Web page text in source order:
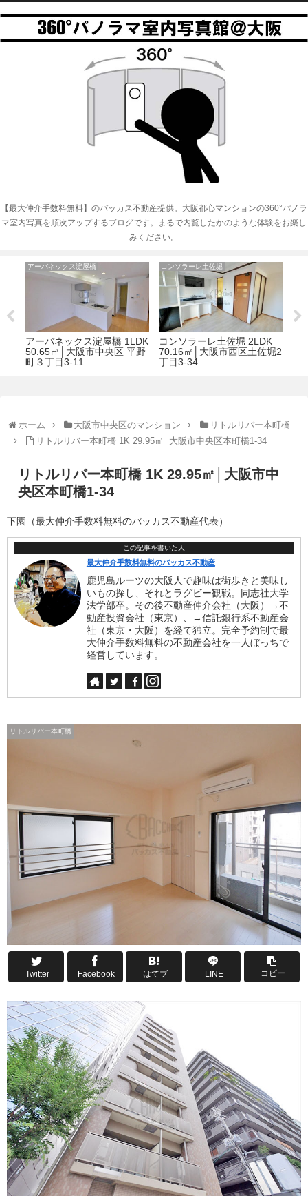
【最大仲介手数料無料】のバッカス不動産提供。大阪都心マンションの360°パノラ
マ室内写真を順次アップするブログです。まるで内覧したかのような体験をお楽し
みください。
アーデン上本町
アーデン上本町 3LDK 76.76
㎡│大阪市天王寺区上本町5-
3-17
ミヤレジデンス西天満アネックス
ミヤレジデンス西天満アネ
ックス 1LDK+ウォークイン
クローゼット 41.34㎡│大阪
ホーム 大阪市中央区のマンション
リトルリバー本町橋
リトルリバー本町橋 1K 29.95㎡│大阪市中央区本町橋1-34
リトルリバー本町橋 1K 29.95㎡│大阪市中
央区本町橋1-34
下園（最大仲介手数料無料のバッカス不動産代表）
この記事を書いた人
最大仲介手数料無料のバッカス不動産
鹿児島ルーツの大阪人で趣味は街歩きと美味し
いもの探し、それとラグビー観戦。同志社大学
法学部卒。その後不動産仲介会社（大阪）→不
動産投資会社（東京）、→信託銀行系不動産会
社（東京・大阪）を経て独立。完全予約制で最
大仲介手数料無料の不動産会社を一人ぼっちで
経営しています。
リトルリバー本町橋
Twitter Facebook はてブ LINE コピー